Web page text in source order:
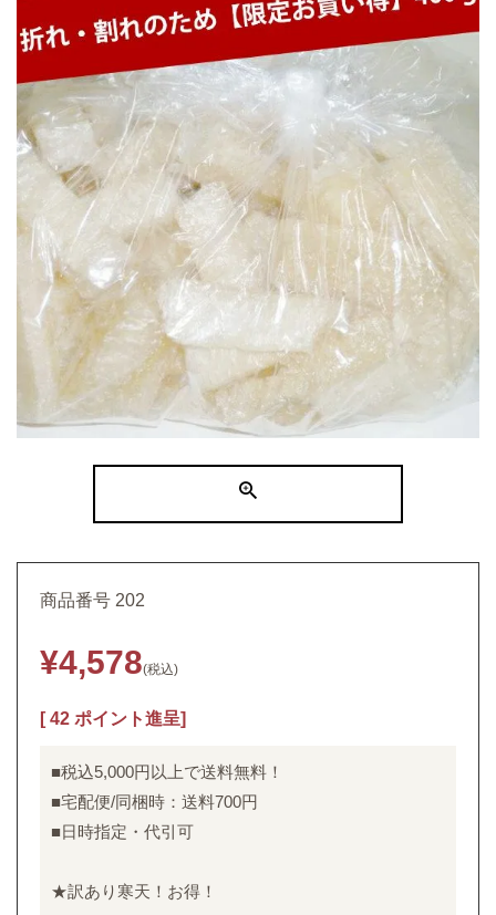
商品番号 202
¥4,578 税込
[ 42 ポイント進呈]
■税込5,000円以上で送料無料！
■宅配便/同梱時：送料700円
■日時指定・代引可
★訳あり寒天！お得！